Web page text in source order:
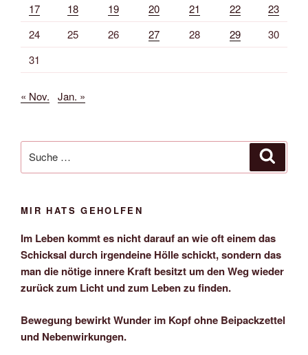
17
18 19 20 21 22
23
24
25 26 27 28 29
30
31
« Nov. Jan. »
nach:
MIR HATS GEHOLFEN
Im Leben kommt es nicht darauf an wie oft einem das
Schicksal durch irgendeine Hölle schickt, sondern das
man die nötige innere Kraft besitzt um den Weg wieder
zurück zum Licht und zum Leben zu finden.
Bewegung bewirkt Wunder im Kopf ohne Beipackzettel
und Nebenwirkungen.